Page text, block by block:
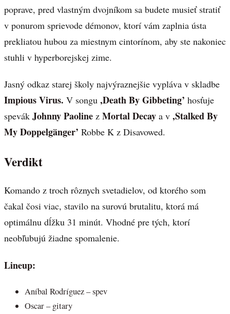
poprave, pred vlastným dvojníkom sa budete musieť stratiť
v ponurom sprievode démonov, ktorí vám zaplnia ústa
prekliatou hubou za miestnym cintorínom, aby ste nakoniec
stuhli v hyperborejskej zime.
Jasný odkaz starej školy najvýraznejšie vypláva v skladbe
Impious Virus. V songu ,Death By Gibbeting’ hosťuje
spevák Johnny Paoline z Mortal Decay a v ,Stalked By
My Doppelgänger’ Robbe K z Disavowed.
Verdikt
Komando z troch rôznych svetadielov, od ktorého som
čakal čosi viac, stavilo na surovú brutalitu, ktorá má
optimálnu dĺžku 31 minút. Vhodné pre tých, ktorí
neobľubujú žiadne spomalenie.
Lineup:
Aníbal Rodríguez – spev
Oscar – gitary